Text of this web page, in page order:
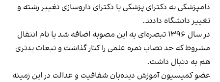
دامپزشکی به دکترای پزشکی یا دکترای داروسازی تغییر رشته و
تغییر دانشگاه دادند.
در سال ۱۳۹۶ تبصره‌ای به این مصوبه اضافه شد با نام انتقال
مشروط که حد نصاب نمره علمی را کنار گذاشت و تبعات بدتری
هم به دنبال داشت.
عضو کمیسیون آموزش دیده‌بان شفافیت و عدالت در این زمینه